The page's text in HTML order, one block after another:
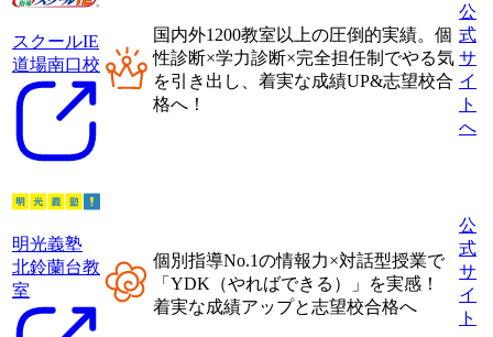
スクールIE
道場南口校
国内外1200教室以上の圧倒的実績。 個
性診断×学力診断×完全担任制 でやる気
を引き出し、着実な成績UP&志望校合
格へ！
公
式
サ
イ
ト
へ
明光義塾
北鈴蘭台教
室
個別指導No.1の情報力×対話型授業で
「 YDK（やればできる）
」を実感！
着実な成績アップと志望校合格へ
公
式
サ
イ
ト